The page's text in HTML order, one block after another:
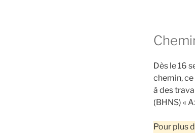
Dès le 16
chemin,
à des
(BHNS) «
Pour plus